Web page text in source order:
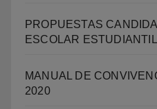
PROPUESTAS
ESCOLAR ESTUDIANTIL
MANUAL DE
2020